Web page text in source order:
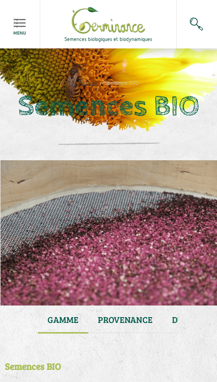
Accueil>Semence BIO
Semences BIO
GAMME PROVENANCE DURÉE DE
Semences BIO